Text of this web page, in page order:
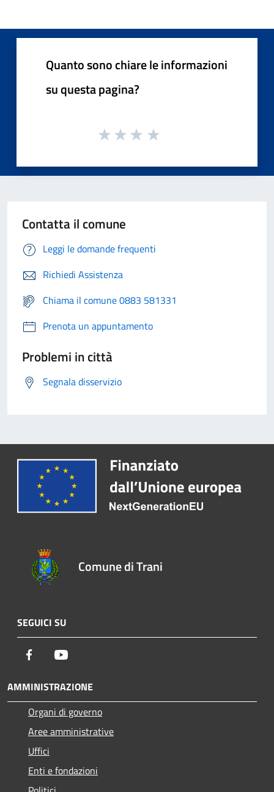
Quanto sono chiare le informazioni
su questa pagina?
Contatta il comune
Leggi le domande frequenti
Richiedi Assistenza
Chiama il comune 0883 581331
Prenota un appuntamento
Problemi in città
Segnala disservizio
Comune di Trani
SEGUICI SU
Facebook
AMMINISTRAZIONE
Organi di governo
Aree amministrative
Uffici
Enti e fondazioni